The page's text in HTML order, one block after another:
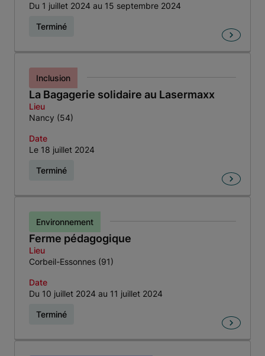
Du 1 juillet 2024 au 15 septembre 2024
Terminé
La Bagagerie solidaire au Lasermaxx
Inclusion
Lieu
Nancy (54)
Date
Le 18 juillet 2024
Terminé
Ferme pédagogique
Environnement
Lieu
Corbeil-Essonnes (91)
Date
Du 10 juillet 2024 au 11 juillet 2024
Terminé